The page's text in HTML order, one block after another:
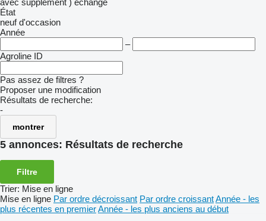
avec supplément ) échange
État
neuf d'occasion
Année
–
Agroline ID
Pas assez de filtres ?
Proposer une modification
Résultats de recherche:
-
montrer
5 annonces: Résultats de recherche
Filtre
Trier: Mise en ligne
Mise en ligne Par ordre décroissant Par ordre croissantAnnée - les
plus récentes en premierAnnée - les plus anciens au début